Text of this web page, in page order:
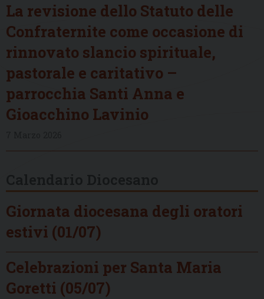
La revisione dello Statuto delle
Confraternite come occasione di
rinnovato slancio spirituale,
pastorale e caritativo –
parrocchia Santi Anna e
Gioacchino Lavinio
Giornata diocesana degli oratori
estivi (01/07)
Celebrazioni per Santa Maria
Goretti (05/07)